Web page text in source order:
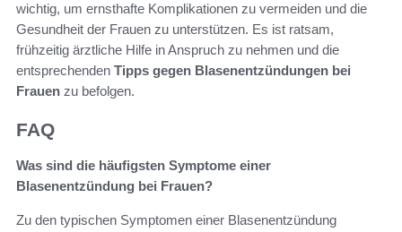
wichtig, um ernsthafte Komplikationen zu vermeiden und die
Gesundheit der Frauen zu unterstützen. Es ist ratsam,
frühzeitig ärztliche Hilfe in Anspruch zu nehmen und die
entsprechenden Tipps gegen Blasenentzündungen bei
Frauen zu befolgen.
FAQ
Was sind die häufigsten Symptome einer
Blasenentzündung bei Frauen?
Zu den typischen Symptomen einer Blasenentzündung